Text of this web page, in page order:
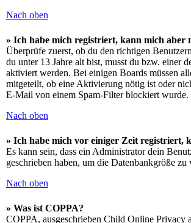
Nach oben
» Ich habe mich registriert, kann mich aber
Überprüfe zuerst, ob du den richtigen
du unter 13 Jahre alt bist, musst du bzw. einer
aktiviert werden. Bei einigen Boards müssen
mitgeteilt, ob eine Aktivierung nötig ist oder
E-Mail von einem Spam-Filter blockiert
Nach oben
» Ich habe mich vor einiger Zeit registriert,
Es kann sein, dass ein Administrator dein
geschrieben haben, um die Datenbankgröße
Nach oben
» Was ist COPPA?
COPPA, ausgeschrieben Child Online Privacy